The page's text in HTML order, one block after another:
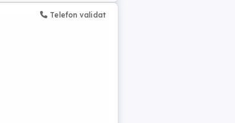
Telefon validat